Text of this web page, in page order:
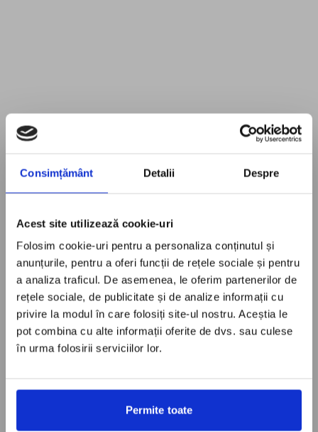
Consimțământ Detalii Despre
Acest site utilizează cookie-uri
Folosim cookie-uri pentru a personaliza conținutul și
anunțurile, pentru a oferi funcții de rețele sociale și pentru
a analiza traficul. De asemenea, le oferim partenerilor de
rețele sociale, de publicitate și de analize informații cu
privire la modul în care folosiți site-ul nostru. Aceștia le
pot combina cu alte informații oferite de dvs. sau culese
în urma folosirii serviciilor lor.
Permite toate